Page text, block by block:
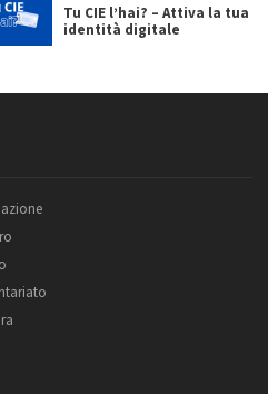
Tu CIE l’hai? – Attiva la tua
identità digitale